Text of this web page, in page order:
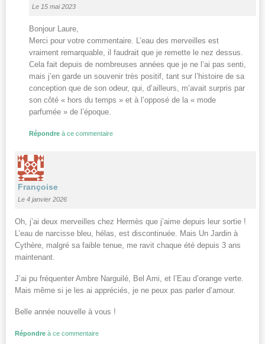
Le 15 mai 2023
Bonjour Laure,
Merci pour votre commentaire. L’eau des merveilles est
vraiment remarquable, il faudrait que je remette le nez dessus.
Cela fait depuis de nombreuses années que je ne l’ai pas senti,
mais j’en garde un souvenir très positif, tant sur l’histoire de sa
conception que de son odeur, qui, d’ailleurs, m’avait surpris par
son côté « hors du temps » et à l’opposé de la « mode
parfumée » de l’époque.
Répondre à ce commentaire
Françoise
Le 4 janvier 2026
Oh, j’ai deux merveilles chez Hermès que j’aime depuis leur sortie !
L’eau de narcisse bleu, hélas, est discontinuée. Mais Un Jardin à
Cythère, malgré sa faible tenue, me ravit chaque été depuis 3 ans
maintenant.
J’ai pu fréquenter Ambre Narguilé, Bel Ami, et l’Eau d’orange verte.
Mais même si je les ai appréciés, je ne peux pas parler d’amour.
Belle année nouvelle à vous !
Répondre à ce commentaire